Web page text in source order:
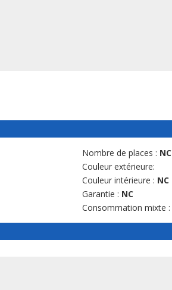
Nombre de places : NC
Couleur extérieure:
Couleur intérieure : NC
Garantie : NC
Consommation mixte :